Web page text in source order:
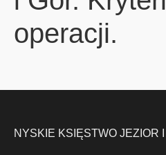
operacji.
NYSKIE KSIĘSTWO JEZIOR